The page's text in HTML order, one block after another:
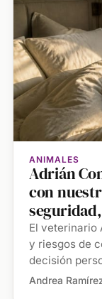
ANIMALES
Adrián
con
con él"
El veterinario
y riesgos de
decisión
Andrea